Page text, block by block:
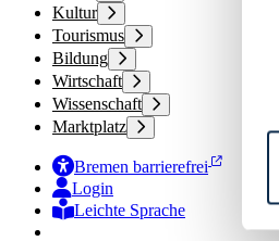
Kultur
Tourismus
Bildung
Wirtschaft
Wissenschaft
Marktplatz
Bremen barrierefrei
Login
Leichte Sprache
Zur Deutschen Gebärdensprache